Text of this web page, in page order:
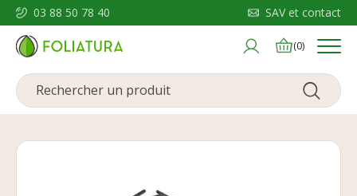
03 88 50 78 40 SAV et contact
(0) Menu